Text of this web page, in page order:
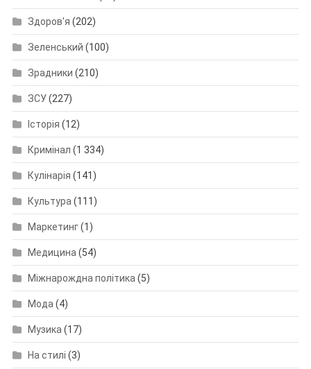
Здоров'я (202)
Зеленський (100)
Зрадники (210)
ЗСУ(227)
Історія (12)
Кримінал (1 334)
Кулінарія (141)
Культура (111)
Маркетинг(1)
Медицина (54)
Міжнарождна політика (5)
Мода (4)
Музика (17)
На стилі (3)